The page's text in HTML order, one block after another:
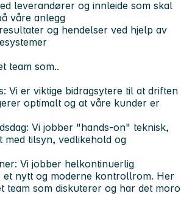
leverandører og innleide som skal
våre anlegg
og hendelser ved hjelp av
team som..
Vi er viktige bidragsytere til at driften
optimalt og at våre kunder er
Vi jobber "hands-on" teknisk,
med tilsyn, vedlikehold og
Vi jobber helkontinuerlig
et nytt og moderne kontrollrom. Her
team som diskuterer og har det moro